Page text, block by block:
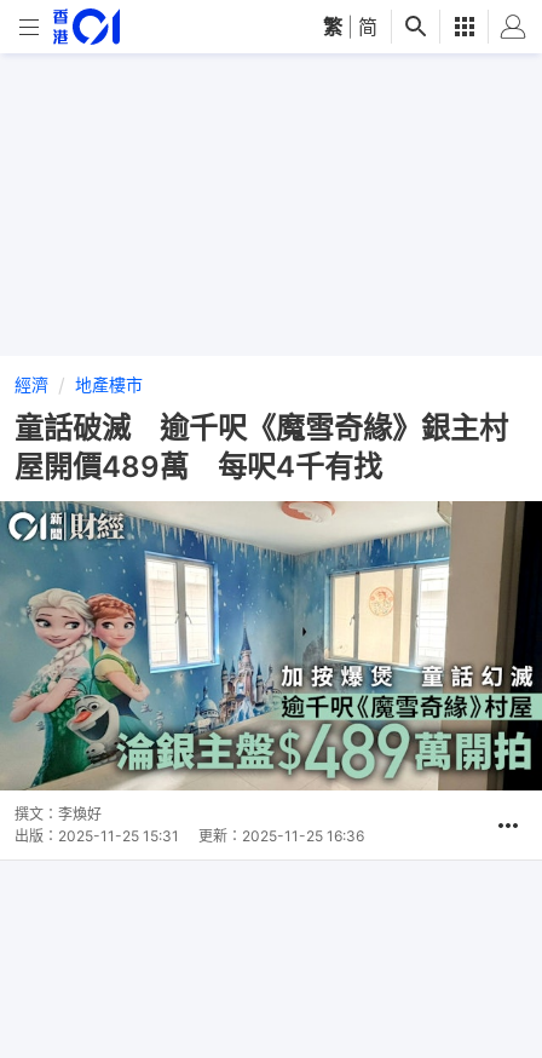
繁 简
經濟 地產樓市
童話破滅 逾千呎《魔雪奇緣》銀主村
屋開價489萬 每呎4千有找
撰文： 李煥好
出版： 2025-11-25 15:31 更新： 2025-11-25 16:36